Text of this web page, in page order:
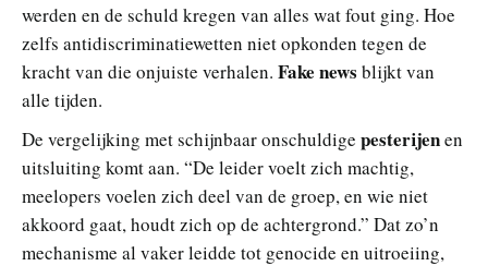
werden en de schuld kregen van alles wat fout ging. Hoe
zelfs antidiscriminatiewetten niet opkonden tegen de
kracht van die onjuiste verhalen. Fake news blijkt van
alle tijden.
De vergelijking met schijnbaar onschuldige pesterijenen
uitsluiting komt aan. “De leider voelt zich machtig,
meelopers voelen zich deel van de groep, en wie niet
akkoord gaat, houdt zich op de achtergrond.” Dat zo’n
mechanisme al vaker leidde tot genocide en uitroeiing,